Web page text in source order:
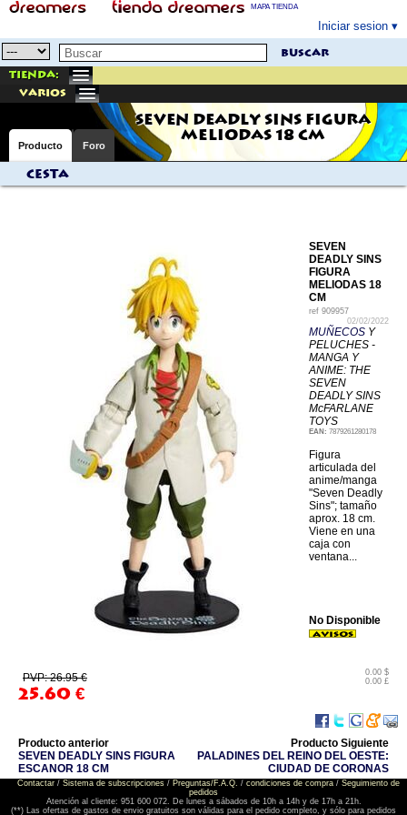
MAPA TIENDA
Iniciar sesion
buscar
Tienda:
varios
SEVEN DEADLY SINS FIGURA
MELIODAS 18 CM
Producto Foro
Cesta
SEVEN
DEADLY SINS
FIGURA
MELIODAS 18
CM
ref 909957
02/02/2022
MUÑECOS Y
PELUCHES -
MANGA Y
ANIME: THE
SEVEN
DEADLY SINS
McFARLANE
TOYS
EAN: 7879261280178
Figura
articulada del
anime/manga
"Seven Deadly
Sins"; tamaño
aprox. 18 cm.
Viene en una
caja con
ventana...
PVP: 26.95 €
25.60 €
0.00 $
0.00 £
No Disponible
Producto anterior
SEVEN DEADLY SINS FIGURA
ESCANOR 18 CM
Producto Siguiente
PALADINES DEL REINO DEL OESTE:
CIUDAD DE CORONAS
Contactar/ Sistema de subscripciones/ Preguntas/F.A.Q. / condiciones de compra/ Seguimiento de
pedidos
Atención al cliente: 951 600 072. De lunes a sábados de 10h a 14h y de 17h a 21h.
(**) Las ofertas de gastos de envio gratuitos son válidas para el pedido completo, y sólo para pedidos